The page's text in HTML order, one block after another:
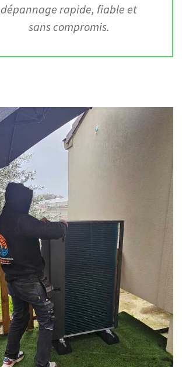
dépannage rapide, fiable et
sans compromis.